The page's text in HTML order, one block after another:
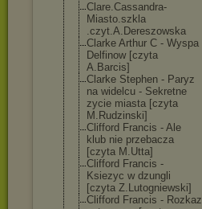
Clare.Cassandra-
Miasto.szkla
.czyt.A.Dereszowska
Clarke Arthur C - Wyspa
Delfinow [czyta
A.Barcis]
Clarke Stephen - Paryz
na widelcu - Sekretne
zycie miasta [czyta
M.Rudzinski]
Clifford Francis - Ale
klub nie przebacza
[czyta M.Utta]
Clifford Francis -
Ksiezyc w dzungli
[czyta Z.Lutogniewski]
Clifford Francis - Rozkaz